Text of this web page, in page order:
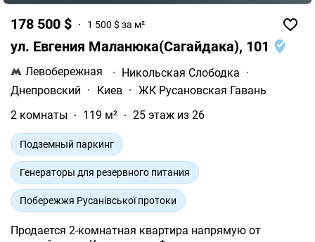
178 500 $ 1 500 $ за м²
ул. Евгения Маланюка(Сагайдака), 101
Левобережная · Никольская Слободка ·
Днепровский · Киев · ЖК Русановская Гавань
2 комнаты
119 м² 25 этаж из 26
Подземный паркинг
Генераторы для резервного питания
Побережжя Русанівської протоки
Продается 2-комнатная квартира напрямую от